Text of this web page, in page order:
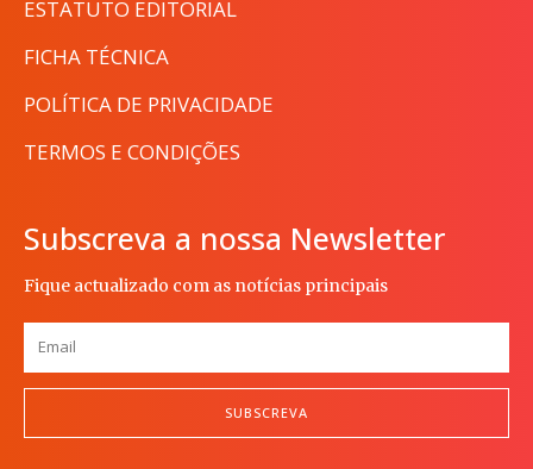
ESTATUTO EDITORIAL
FICHA TÉCNICA
POLÍTICA DE PRIVACIDADE
TERMOS E CONDIÇÕES
Subscreva a nossa Newsletter
Fique actualizado com as notícias principais
SUBSCREVA